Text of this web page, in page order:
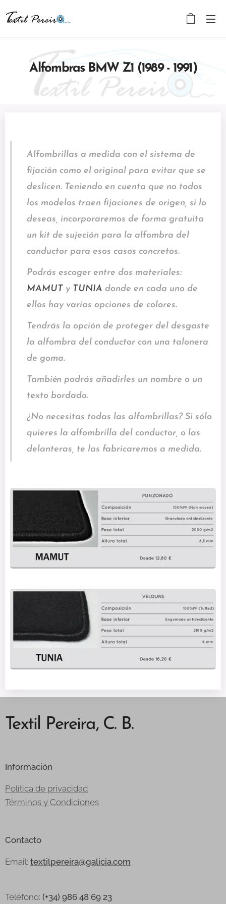
Alfombras BMW Z1 (1989 - 1991)
Alfombrillas a medida con el sistema de
fijación como el original para evitar que se
deslicen. Teniendo en cuenta que no todos
los modelos traen fijaciones de origen, si lo
deseas, incorporaremos de forma gratuita
un kit de sujeción para la alfombra del
conductor para esos casos concretos.
Podrás escoger entre dos materiales:
MAMUT y TUNIA donde en cada uno de
ellos hay varias opciones de colores.
Tendrás la opción de proteger del desgaste
la alfombra del conductor con una talonera
de goma.
También podrás añadirles un nombre o un
texto bordado.
¿No necesitas todas las alfombrillas? Si sólo
quieres la alfombrilla del conductor, o las
delanteras, te las fabricaremos a medida.
Textil Pereira, C. B.
Información
Política de privacidad
Términos y Condiciones
Contacto
Email: textilpereira@galicia.com
Teléfono: (+34) 986 48 69 23